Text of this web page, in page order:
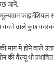
शुल्क नहीं*
चुकाएं या बिना
अपने सोने के लिए
कैरेट मीटर का
जानें.
फाइनेंशियल
करने वाले कुछ
मांग में होने वाले
की वैल्यू भी